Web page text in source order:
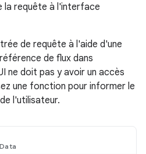
la requête à l'interface
de requête à l'aide d'une
de flux dans
ne doit pas y avoir un accès
une fonction pour informer le
l'utilisateur.